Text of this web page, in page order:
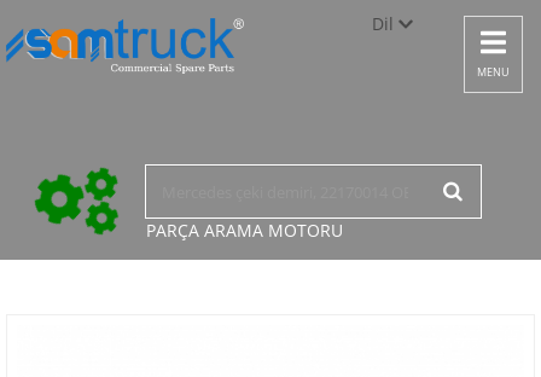
Dil
Türkçe
English
Toggle
MENU
PARÇA ARAMA MOTORU